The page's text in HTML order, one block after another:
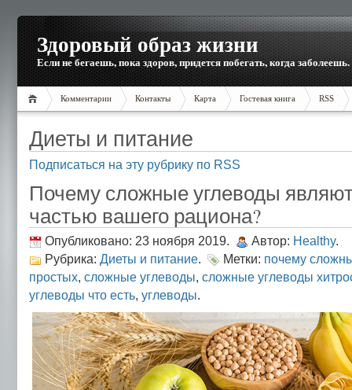
Здоровый образ жизни
Если не бегаешь, пока здоров, придется побегать, когда заболеешь.
Комментарии Контакты Карта Гостевая книга RSS
Диеты и питание
Подписаться на эту рубрику по RSS
Почему сложные углеводы
частью вашего рациона?
Опубликовано: 23 ноября 2019. Автор: Healthy.
Рубрика: Диеты и питание. Метки: почему
простых, сложные углеводы, сложные углеводы
углеводы что есть, углеводы.